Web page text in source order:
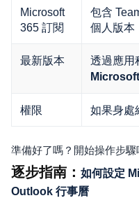
Microsoft
365 訂閱
包含
個人版本
最新版本 透過應用
權限 如果身處
準備好了嗎？開始操作步
逐步指南： 如何設定
Outlook 行事曆